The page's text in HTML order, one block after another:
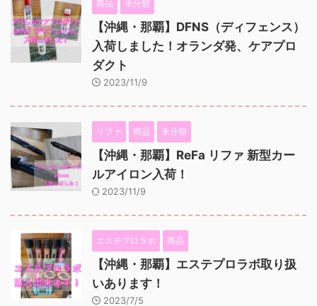
商品 未分類
【沖縄・那覇】DFNS（ディフェンス）
入荷しました！オランダ発、ケアプロ
ダクト
2023/11/9
リファ 商品 未分類
【沖縄・那覇】ReFa リファ 新型カー
ルアイロン入荷！
2023/11/9
エステプロラボ 商品
【沖縄・那覇】エステプロラボ取り扱
いあります！
2023/7/5